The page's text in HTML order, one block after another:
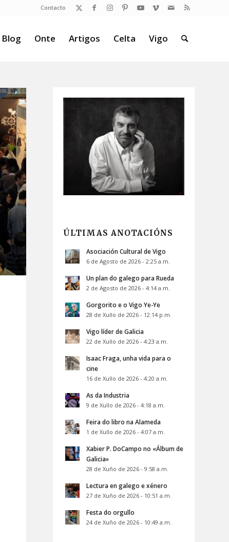
Contacto
Onte Artigos Celta Vigo
ÚLTIMAS ANOTACIÓNS
Asociación Cultural de Vigo
6 de Agosto de 2026 - 2:25 a.m.
Un plan do galego para Rueda
2 de Agosto de 2026 - 4:14 a.m.
Gorgorito e o Vigo Ye-Ye
28 de Xullo de 2026 - 12:14 p.m.
Vigo líder de Galicia
22 de Xullo de 2026 - 4:23 a.m.
Isaac Fraga, unha vida para o
cine
16 de Xullo de 2026 - 4:20 a.m.
As da Industria
9 de Xullo de 2026 - 4:18 a.m.
Feira do libro na Alameda
1 de Xullo de 2026 - 4:07 a.m.
Xabier P. DoCampo no «Álbum de
Galicia»
28 de Xuño de 2026 - 9:58 a.m.
Lectura en galego e xénero
27 de Xuño de 2026 - 10:51 a.m.
Festa do orgullo
24 de Xuño de 2026 - 10:49 a.m.